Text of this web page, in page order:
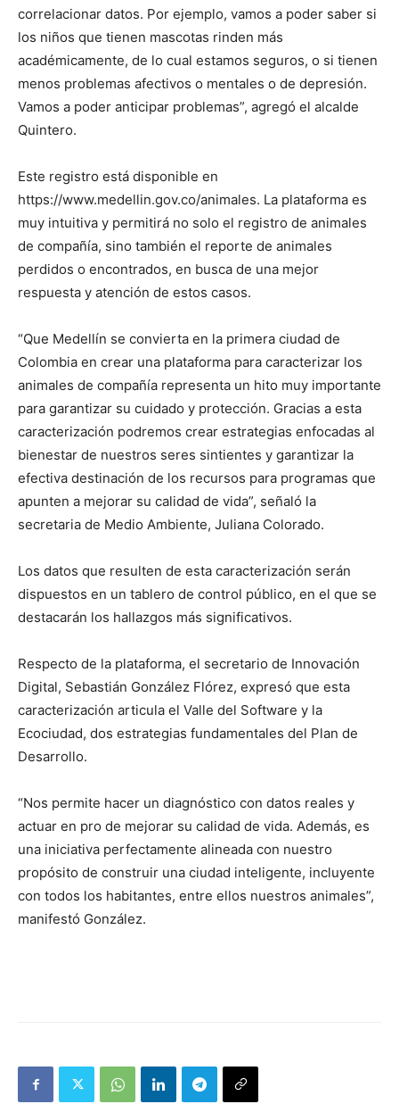
correlacionar datos. Por ejemplo, vamos a poder saber si
los niños que tienen mascotas rinden más
académicamente, de lo cual estamos seguros, o si tienen
menos problemas afectivos o mentales o de depresión.
Vamos a poder anticipar problemas”, agregó el alcalde
Quintero.
Este registro está disponible en
https://www.medellin.gov.co/animales. La plataforma es
muy intuitiva y permitirá no solo el registro de animales
de compañía, sino también el reporte de animales
perdidos o encontrados, en busca de una mejor
respuesta y atención de estos casos.
“Que Medellín se convierta en la primera ciudad de
Colombia en crear una plataforma para caracterizar los
animales de compañía representa un hito muy importante
para garantizar su cuidado y protección. Gracias a esta
caracterización podremos crear estrategias enfocadas al
bienestar de nuestros seres sintientes y garantizar la
efectiva destinación de los recursos para programas que
apunten a mejorar su calidad de vida”, señaló la
secretaria de Medio Ambiente, Juliana Colorado.
Los datos que resulten de esta caracterización serán
dispuestos en un tablero de control público, en el que se
destacarán los hallazgos más significativos.
Respecto de la plataforma, el secretario de Innovación
Digital, Sebastián González Flórez, expresó que esta
caracterización articula el Valle del Software y la
Ecociudad, dos estrategias fundamentales del Plan de
Desarrollo.
“Nos permite hacer un diagnóstico con datos reales y
actuar en pro de mejorar su calidad de vida. Además, es
una iniciativa perfectamente alineada con nuestro
propósito de construir una ciudad inteligente, incluyente
con todos los habitantes, entre ellos nuestros animales”,
manifestó González.